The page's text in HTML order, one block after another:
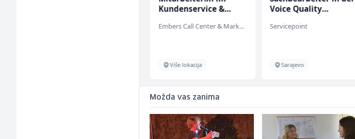
Kundenservice &
Embers Call Center & Marketing
Više lokacija
Voice Quality
Servicepoint
Sarajevo
Možda vas zanima